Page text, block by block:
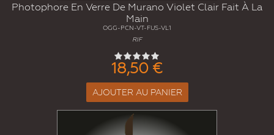
Photophore En Verre De Murano Violet Clair Fait À La
Main
OGG-PCN-VT-FUS-VL1
RIF
18,50 €
AJOUTER AU PANIER